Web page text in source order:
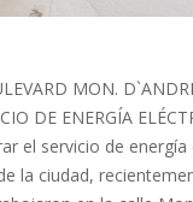
MON.
DE ENERGÍA
el servicio de energía
la ciudad,